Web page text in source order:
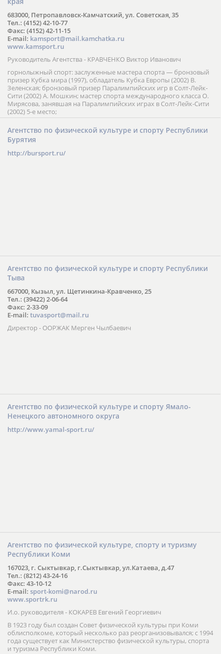
683000, Петропавловск-Камчатский, ул. Советская, 35
Тел.: (4152) 42-10-77
Факс: (4152) 42-11-15
E-mail: kamsport@mail.kamchatka.ru
www.kamsport.ru
Руководитель Агентства - КРАВЧЕНКО Виктор Иванович
горнолыжный спорт: заслуженные мастера спорта — бронзовый
призер Кубка мира (1997), обладатель Кубка Европы (2002) В.
Зеленская; бронзовый призер Паралимпийских игр в Солт-Лейк-
Сити (2002) А. Мошкин; мастер спорта международного класса О.
Мирясова, занявшая на Паралимпийских играх в Солт-Лейк-Сити
(2002) 5-е место;
Агентство по физической культуре и спорту Республики
Бурятия
http://bursport.ru/
Агентство по физической культуре и спорту Республики
Тыва
667000, Кызыл, ул. Щетинкина-Кравченко, 25
Тел.: (39422) 2-06-64
Факс: 2-33-09
E-mail: tuvasport@mail.ru
Директор - ООРЖАК Мерген Чылбаевич
Агентство по физической культуре и спорту Ямало-
Ненецкого автономного округа
http://www.yamal-sport.ru/
Агентство по физической культуре, спорту и туризму
Республики Коми
167023, г. Сыктывкар, г.Сыктывкар, ул.Катаева, д.47
Тел.: (8212) 43-24-16
Факс: 43-10-12
E-mail: sport-komi@narod.ru
www.sportrk.ru
И.о. руководителя - КОКАРЕВ Евгений Георгиевич
В 1923 году был создан Совет физической культуры при Коми
облисполкоме, который несколько раз реорганизовывался; с 1994
года существует как Министерство физической культуры, спорта
и туризма Республики Коми.